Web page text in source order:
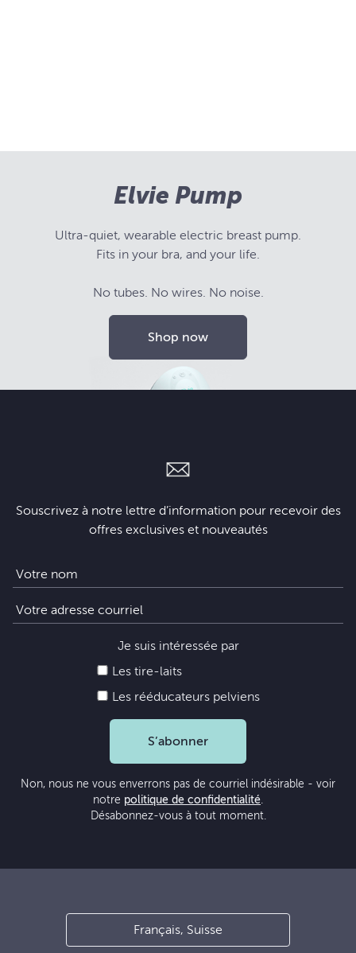
Elvie Pump
Ultra-quiet, wearable electric breast pump.
Fits in your bra, and your life.
No tubes. No wires. No noise.
Shop now
Souscrivez à notre lettre d’information pour recevoir des
offres exclusives et nouveautés
Je suis intéressée par
Les tire-laits
Les rééducateurs pelviens
S’abonner
Non, nous ne vous enverrons pas de courriel indésirable - voir
notre politique de confidentialité.
Désabonnez-vous à tout moment.
Français, Suisse